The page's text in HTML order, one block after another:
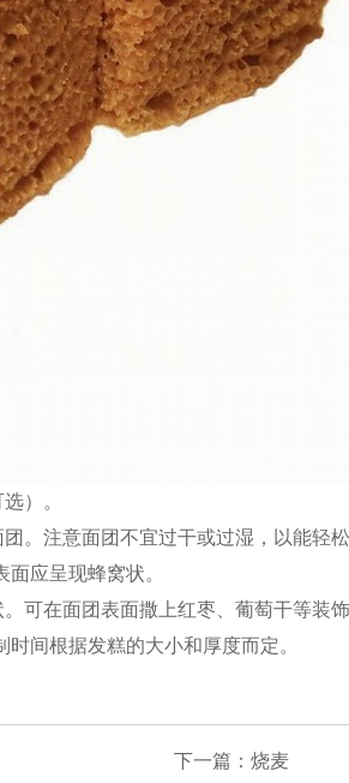
）。
。注意面团不宜过干或过湿，以能轻松
应呈现蜂窝状。
可在面团表面撒上红枣、葡萄干等装饰
间根据发糕的大小和厚度而定。
下一篇：烧麦